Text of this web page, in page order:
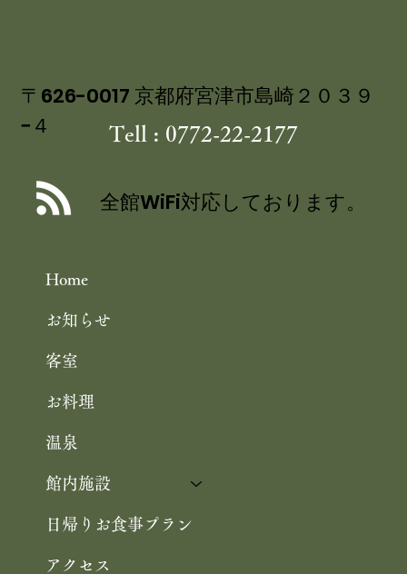
Home
お知らせ
客室
お料理
温泉
館内施設
日帰りお食事プラン
アクセス
〒626-0017 京都府宮津市島崎２０３９
−４
Tell : 0772-22-2177
全館WiFi対応しております。